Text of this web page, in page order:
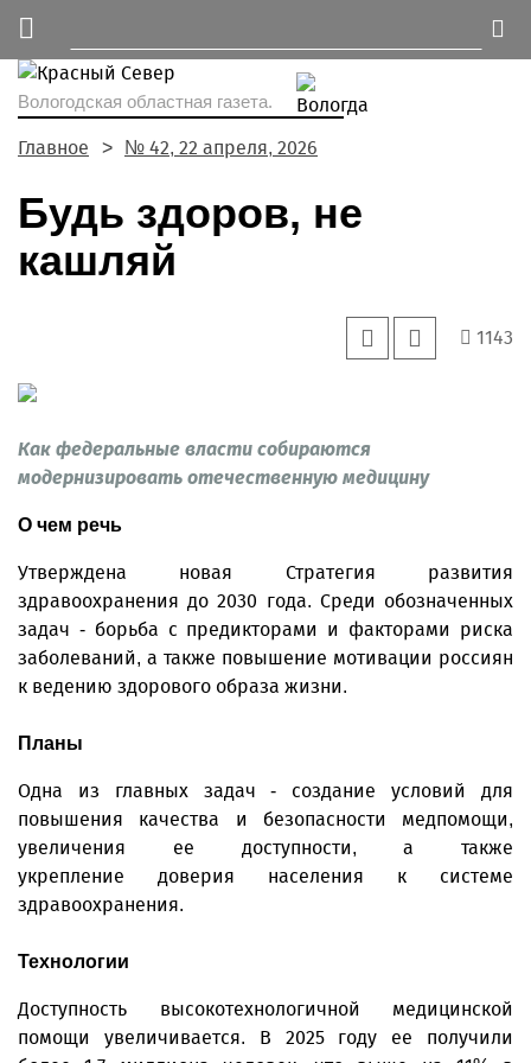
Вологодская областная газета.
Главное № 42, 22 апреля, 2026
Будь здоров, не
кашляй
1143
Как федеральные власти собираются
модернизировать отечественную медицину
О чем речь
Утверждена новая Стратегия развития
здравоохранения до 2030 года. Среди обозначенных
задач - борьба с предикторами и факторами риска
заболеваний, а также повышение мотивации россиян
к ведению здорового образа жизни.
Планы
Одна из главных задач - создание условий для
повышения качества и безопасности медпомощи,
увеличения ее доступности, а также
укрепление доверия населения к системе
здравоохранения.
Технологии
Доступность высокотехнологичной медицинской
помощи увеличивается. В 2025 году ее получили